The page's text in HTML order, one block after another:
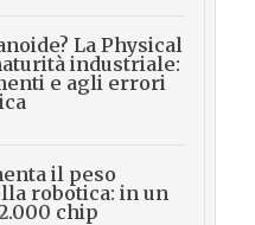
La Physical
industriale:
e agli errori
il peso
robotica: in un
chip